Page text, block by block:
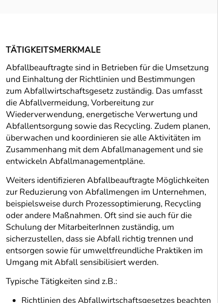
TÄTIGKEITSMERKMALE
Abfallbeauftragte sind in Betrieben für die Umsetzung
und Einhaltung der Richtlinien und Bestimmungen
zum Abfallwirtschaftsgesetz zuständig. Das umfasst
die Abfallvermeidung, Vorbereitung zur
Wiederverwendung, energetische Verwertung und
Abfallentsorgung sowie das Recycling. Zudem planen,
überwachen und koordinieren sie alle Aktivitäten im
Zusammenhang mit dem Abfallmanagement und sie
entwickeln Abfallmanagementpläne.
Weiters identifizieren Abfallbeauftragte Möglichkeiten
zur Reduzierung von Abfallmengen im Unternehmen,
beispielsweise durch Prozessoptimierung, Recycling
oder andere Maßnahmen. Oft sind sie auch für die
Schulung der MitarbeiterInnen zuständig, um
sicherzustellen, dass sie Abfall richtig trennen und
entsorgen sowie für umweltfreundliche Praktiken im
Umgang mit Abfall sensibilisiert werden.
Typische Tätigkeiten sind z.B.:
Richtlinien des Abfallwirtschaftsgesetzes beachten